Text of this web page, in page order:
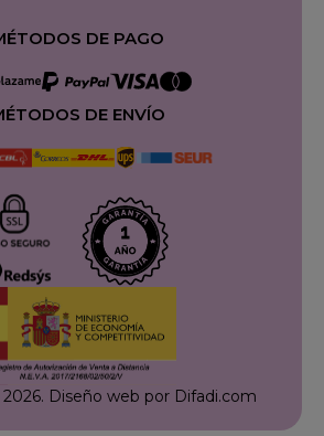
DE PAGO
DE ENVÍO
Diseño web por Difadi.com